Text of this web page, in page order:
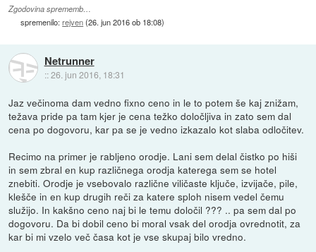
Zgodovina sprememb…
spremenilo:rejven(26. jun 2016 ob 18:08)
Netrunner
::26. jun 2016, 18:31
Jaz večinoma dam vedno fixno ceno in le to potem še kaj znižam,
težava pride pa tam kjer je cena težko določljiva in zato sem dal
cena po dogovoru, kar pa se je vedno izkazalo kot slaba odločitev.
Recimo na primer je rabljeno orodje. Lani sem delal čistko po hiši
in sem zbral en kup različnega orodja katerega sem se hotel
znebiti. Orodje je vsebovalo različne viličaste ključe, izvijače, pile,
klešče in en kup drugih reči za katere sploh nisem vedel čemu
služijo. In kakšno ceno naj bi le temu določil ??? .. pa sem dal po
dogovoru. Da bi dobil ceno bi moral vsak del orodja ovrednotit, za
kar bi mi vzelo več časa kot je vse skupaj bilo vredno.